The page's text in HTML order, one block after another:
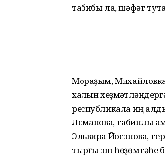
табибы ла, шәфҡәт
Мораҙым,
халҡын
республикала иң
Лоҡманова, табиплыҡ
Эльвира Йосопова,
тыр­ғы эш һөҙөмтәһе